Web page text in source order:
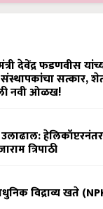
देवेंद्र फडणवीस
सत्कार,
नवी ओळख!
त्रिपाठी
विद्राव्य खते